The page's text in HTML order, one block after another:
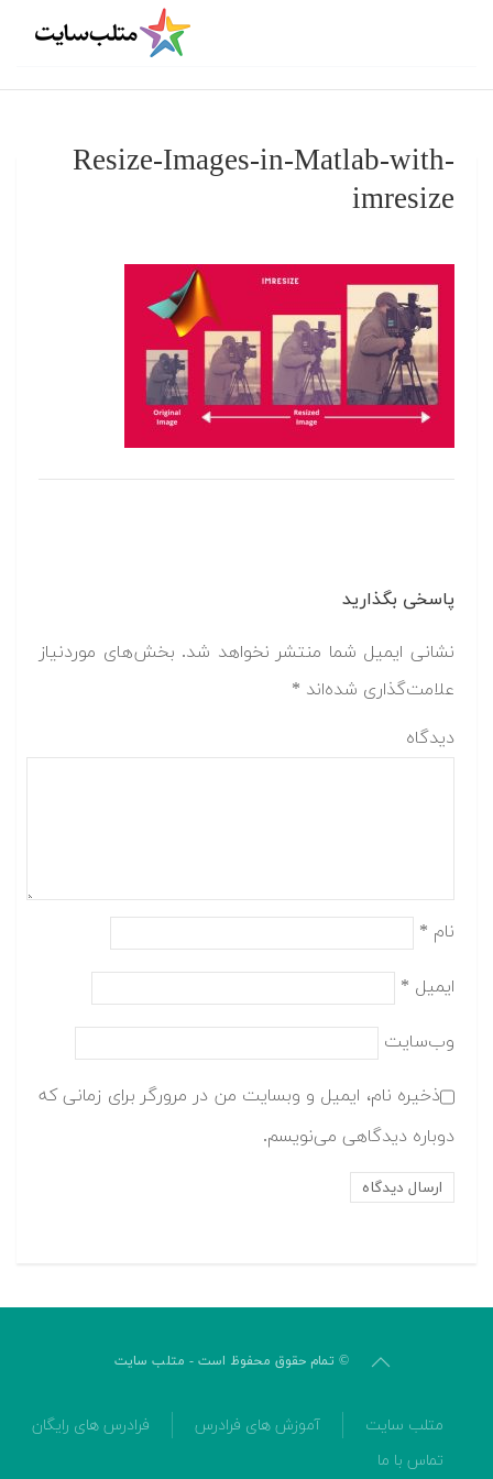
Resize-Images-in-Matlab-with-
imresize
پاسخی بگذارید
نشانی ایمیل شما منتشر نخواهد شد. بخش‌های موردنیاز
علامت‌گذاری شده‌اند *
دیدگاه
نام *
ایمیل *
وب‌سایت
ذخیره نام، ایمیل و وبسایت من در مرورگر برای زمانی که
دوباره دیدگاهی می‌نویسم.
© تمام حقوق محفوظ است - متلب سایت
متلب سایت آموزش های فرادرس
فرادرس های رایگان
تماس با ما